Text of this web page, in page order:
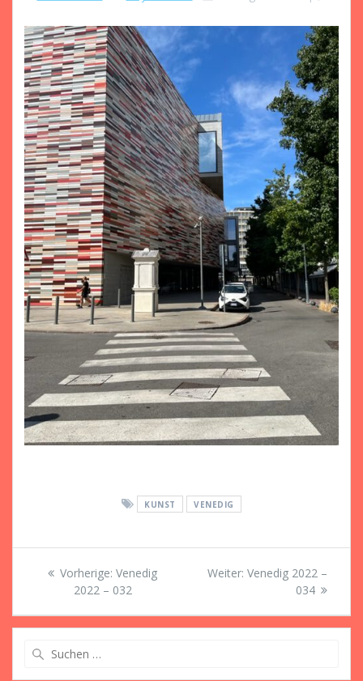
KUNST VENEDIG
Beitragsnavigation
Vorherige: Vorheriger
Beitrag:
Venedig
2022 – 032
Weiter: Nächster
Venedig 2022 –
034